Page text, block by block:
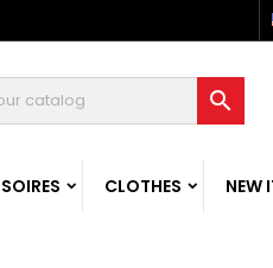

CLOTHES NEW